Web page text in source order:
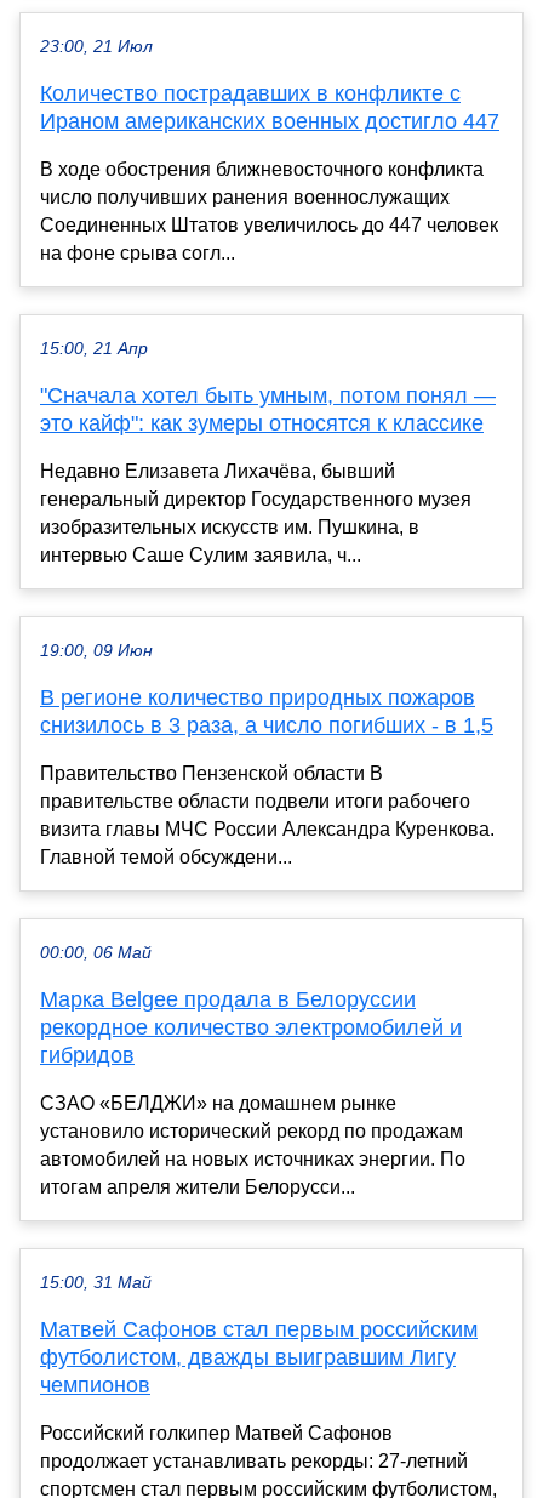
23:00, 21 Июл
Количество пострадавших в конфликте с
Ираном американских военных достигло 447
В ходе обострения ближневосточного конфликта
число получивших ранения военнослужащих
Соединенных Штатов увеличилось до 447 человек
на фоне срыва согл...
15:00, 21 Апр
"Сначала хотел быть умным, потом понял —
это кайф": как зумеры относятся к классике
Недавно Елизавета Лихачёва, бывший
генеральный директор Государственного музея
изобразительных искусств им. Пушкина, в
интервью Саше Сулим заявила, ч...
19:00, 09 Июн
В регионе количество природных пожаров
снизилось в 3 раза, а число погибших - в 1,5
Правительство Пензенской области В
правительстве области подвели итоги рабочего
визита главы МЧС России Александра Куренкова.
Главной темой обсуждени...
00:00, 06 Май
Марка Belgee продала в Белоруссии
рекордное количество электромобилей и
гибридов
СЗАО «БЕЛДЖИ» на домашнем рынке
установило исторический рекорд по продажам
автомобилей на новых источниках энергии. По
итогам апреля жители Белорусси...
15:00, 31 Май
Матвей Сафонов стал первым российским
футболистом, дважды выигравшим Лигу
чемпионов
Российский голкипер Матвей Сафонов
продолжает устанавливать рекорды: 27-летний
спортсмен стал первым российским футболистом,